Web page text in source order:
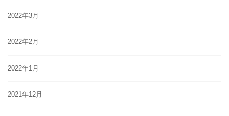
2022年3月
2022年2月
2022年1月
2021年12月